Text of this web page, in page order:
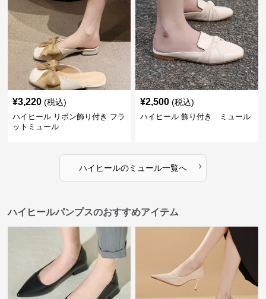
¥3,220 (税込)
ハイヒール リボン飾り付き フラ
ットミュール
¥2,500 (税込)
ハイヒール 飾り付き ミュール
ハイヒールのミュール一覧へ ›
ハイヒールパンプスのおすすめアイテム